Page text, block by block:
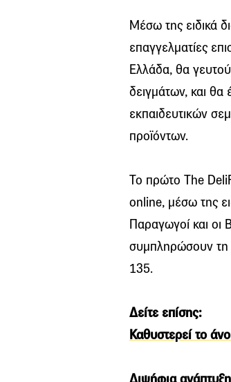
Μέσω της ειδικά
επαγγελματίες
Ελλάδα, θα
δειγμάτων, και
εκπαιδευτικών
προϊόντων.
Το πρώτο The
online, μέσω της
Παραγωγοί και οι
συμπληρώσουν
135.
Δείτε επίσης:
Καθυστερεί το